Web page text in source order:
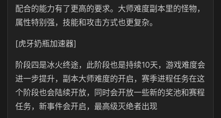
配合的能力有了更高的要求。大师难度副本里的怪物，
属性特别强，技能和攻击方式也更复杂。
[虎牙奶瓶加速器]
阶段四是冰火终途，此阶段也是持续10天，游戏难度会
进一步提升，副本大师难度的开启，赛季进程任务在这
个阶段也会陆续开放，同时会开放一些新的奖池和赛程
任务，新事件会开启，最高级灭绝者出现